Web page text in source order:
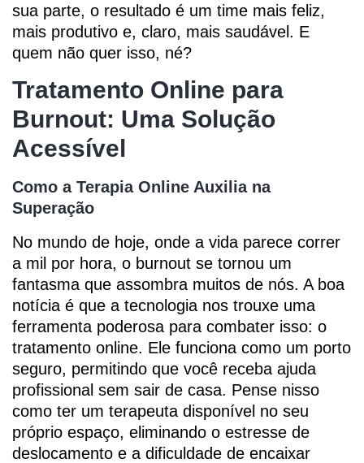
sua parte, o resultado é um time mais feliz,
mais produtivo e, claro, mais saudável. E
quem não quer isso, né?
Tratamento Online para
Burnout: Uma Solução
Acessível
Como a Terapia Online Auxilia na
Superação
No mundo de hoje, onde a vida parece correr
a mil por hora, o burnout se tornou um
fantasma que assombra muitos de nós. A boa
notícia é que a tecnologia nos trouxe uma
ferramenta poderosa para combater isso: o
tratamento online. Ele funciona como um porto
seguro, permitindo que você receba ajuda
profissional sem sair de casa. Pense nisso
como ter um terapeuta disponível no seu
próprio espaço, eliminando o estresse de
deslocamento e a dificuldade de encaixar